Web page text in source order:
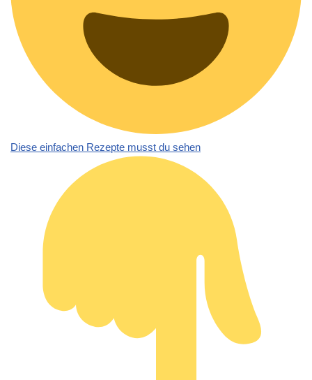
Diese einfachen Rezepte musst du sehen